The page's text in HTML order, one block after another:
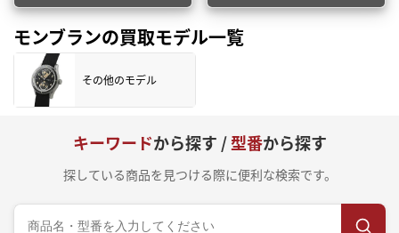
モンブランの買取モデル一覧
その他のモデル
キーワードから探す /型番から探す
探している商品を見つける際に便利な検索です。